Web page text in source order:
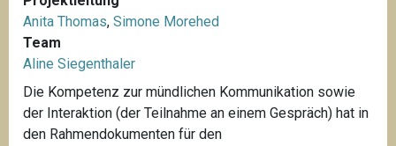
Anita Thomas, Simone Morehed
Team
Aline Siegenthaler
Die Kompetenz zur mündlichen Kommunikation sowie
der Interaktion (der Teilnahme an einem Gespräch) hat in
den Rahmendokumenten für den